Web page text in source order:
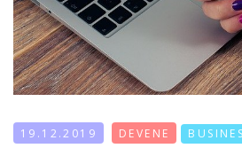
19.12.2019 DEVENE